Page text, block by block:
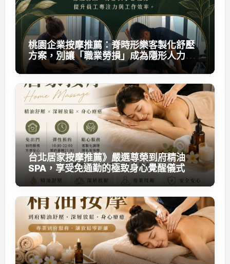
桃園企業按摩推薦：脊時形樂客製化舒壓
方案，別讓「職業勞損」成為隱形人力成
本
台北居家按摩推薦》嚴選尊榮到府精油
SPA，享受免通勤的極致身心覺醒儀式